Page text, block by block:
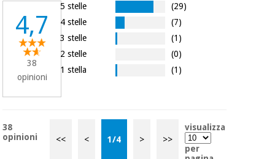
Veterinario
Ortopedia
Strumenti
chirurgici
4,7
38
opinioni
5 stelle
(29)
4 stelle
(7)
3 stelle
(1)
2 stelle
(0)
1 stella
(1)
38
opinioni
<< < 1/4 > >>
visualizza
per